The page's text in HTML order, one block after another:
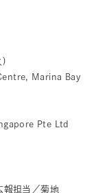
)
Marina Bay
Pte Ltd
担当／菊地